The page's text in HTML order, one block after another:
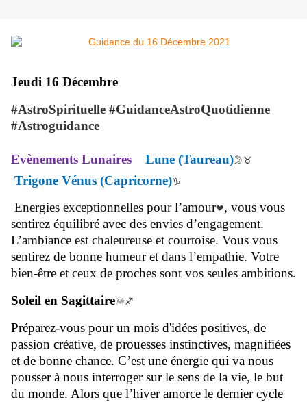
Jeudi 16 Décembre
#AstroSpirituelle #GuidanceAstroQuotidienne
#Astroguidance
Evènements Lunaires Lune (Taureau)🌛♉
Trigone Vénus (Capricorne)♑
Energies exceptionnelles pour l’amour❤, vous vous
sentirez équilibré avec des envies d’engagement.
L’ambiance est chaleureuse et courtoise. Vous vous
sentirez de bonne humeur et dans l’empathie. Votre
bien-être et ceux de proches sont vos seules ambitions.
Soleil en Sagittaire🌞♐
Préparez-vous pour un mois d'idées positives, de
passion créative, de prouesses instinctives, magnifiées
et de bonne chance. C’est une énergie qui va nous
pousser à nous interroger sur le sens de la vie, le but
du monde. Alors que l’hiver amorce le dernier cycle